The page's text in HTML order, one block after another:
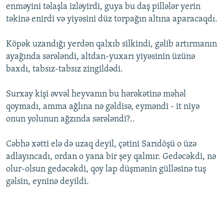
enməyini təlaşla izləyirdi, guya bu daş pillələr yerin
təkinə enirdi və yiyəsini düz torpağın altına aparacaqdı.
Köpək uzandığı yerdən qalxıb silkindi, gəlib artırmanın
ayağında sərələndi, altdan-yuxarı yiyəsinin üzünə
baxdı, tabsız-tabsız zingildədi.
Surxay kişi əvvəl heyvanın bu hərəkətinə məhəl
qoymadı, amma ağlına nə gəldisə, eyməndi - it niyə
onun yolunun ağzında sərələndi?..
Cəbhə xətti elə də uzaq deyil, çətini Sarıdöşü o üzə
adlayıncadı, ordan o yana bir şey qalmır. Gedəcəkdi, nə
olur-olsun gedəcəkdi, qoy lap düşmənin gülləsinə tuş
gəlsin, eyninə deyildi.